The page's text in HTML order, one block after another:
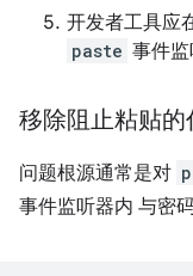
开发者工具应
paste 事件监
移除阻止粘贴的
问题根源通常是对
事件监听器内 与密